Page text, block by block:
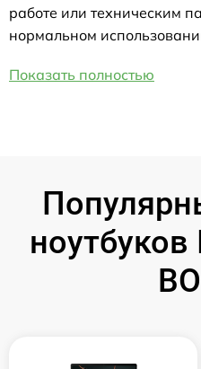
работе или техническим
нормальном
Показать полностью
ноутбуков